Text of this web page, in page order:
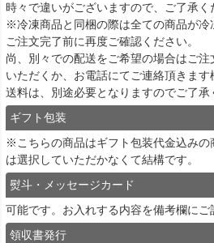
時々で違いがございますので、ご了承く
※冷凍商品と同梱の際は全ての商品が冷
ご注文完了前に再度ご確認ください。
尚、別々での配送をご希望の場合はご注
いただくか、お電話にてご連絡頂きま
送料は、別途必要となりますのでご了承
ギフト包装
※こちらの商品はギフト包装代金込みの
は選択していただかなくて結構です。
熨斗・メッセージカード
可能です。お入れする内容を備考欄にご
領収書発行